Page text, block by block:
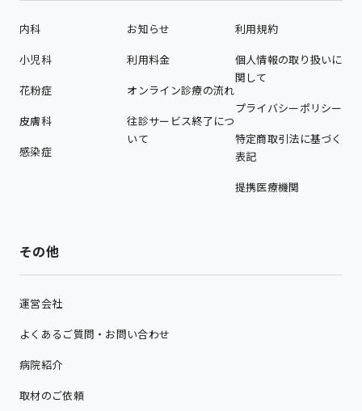
内科
小児科
花粉症
皮膚科
感染症
お知らせ
利用料金
オンライン診療の流れ
往診サービス終了につ
いて
利用規約
個人情報の取り扱いに
関して
プライバシーポリシー
特定商取引法に基づく
表記
提携医療機関
その他
運営会社
よくあるご質問・お問い合わせ
病院紹介
取材のご依頼